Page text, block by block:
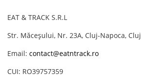
EAT & TRACK S.R.L
Str. Măceșului, Nr. 23A, Cluj-Napoca, Cluj
Email: contact@eatntrack.ro
CUI: RO39757359